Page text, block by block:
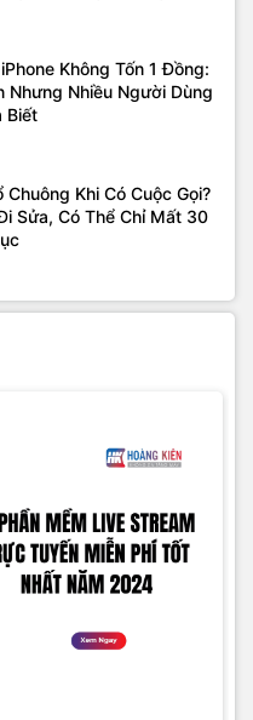
Không Tốn 1 Đồng:
Nhưng Nhiều Người Dùng
Biết
Chuông Khi Có Cuộc Gọi?
Sửa, Có Thể Chỉ Mất 30